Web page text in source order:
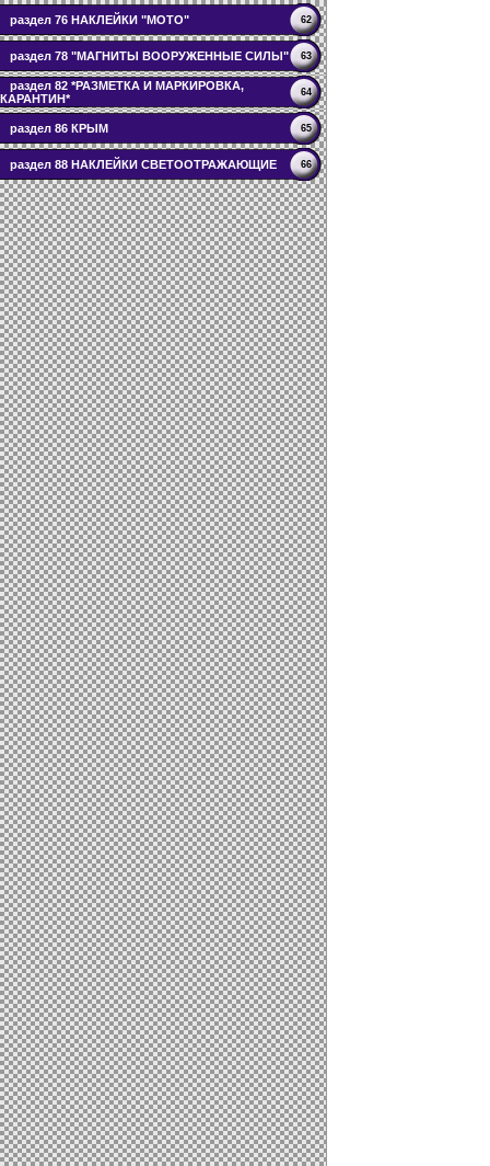
раздел 76 НАКЛЕЙКИ "МОТО" 62
раздел 78 "МАГНИТЫ ВООРУЖЕННЫЕ СИЛЫ" 63
раздел 82 *РАЗМЕТКА И МАРКИРОВКА,
КАРАНТИН*
64
раздел 86 КРЫМ 65
раздел 88 НАКЛЕЙКИ СВЕТООТРАЖАЮЩИЕ 66